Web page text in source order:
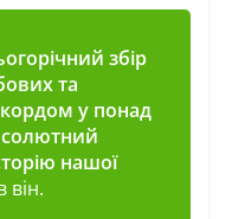
збір
та
у понад
нашої
він.